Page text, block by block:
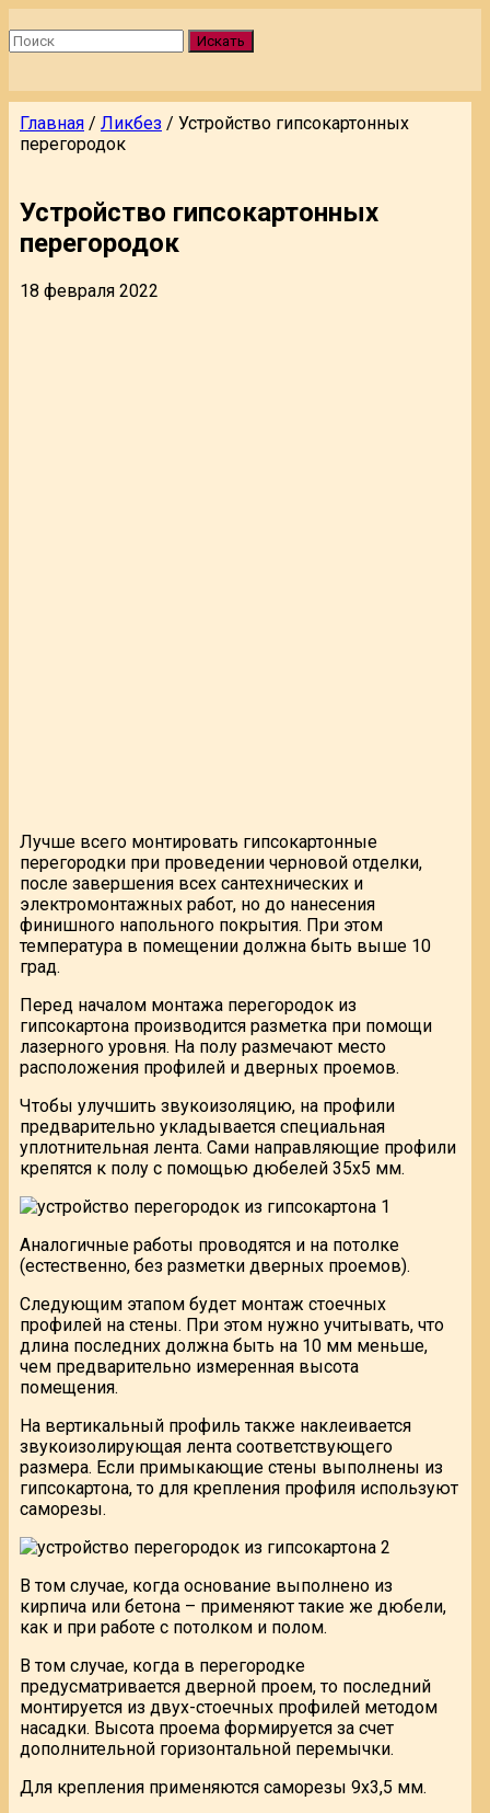
Искать
Главная / Ликбез / Устройство гипсокартонных
перегородок
Устройство гипсокартонных
перегородок
18 февраля 2022
Лучше всего монтировать гипсокартонные
перегородки при проведении черновой отделки,
после завершения всех сантехнических и
электромонтажных работ, но до нанесения
финишного напольного покрытия. При этом
температура в помещении должна быть выше 10
град.
Перед началом монтажа перегородок из
гипсокартона производится разметка при помощи
лазерного уровня. На полу размечают место
расположения профилей и дверных проемов.
Чтобы улучшить звукоизоляцию, на профили
предварительно укладывается специальная
уплотнительная лента. Сами направляющие профили
крепятся к полу с помощью дюбелей 35х5 мм.
Аналогичные работы проводятся и на потолке
(естественно, без разметки дверных проемов).
Следующим этапом будет монтаж стоечных
профилей на стены. При этом нужно учитывать, что
длина последних должна быть на 10 мм меньше,
чем предварительно измеренная высота
помещения.
На вертикальный профиль также наклеивается
звукоизолирующая лента соответствующего
размера. Если примыкающие стены выполнены из
гипсокартона, то для крепления профиля используют
саморезы.
В том случае, когда основание выполнено из
кирпича или бетона – применяют такие же дюбели,
как и при работе с потолком и полом.
В том случае, когда в перегородке
предусматривается дверной проем, то последний
монтируется из двух-стоечных профилей методом
насадки. Высота проема формируется за счет
дополнительной горизонтальной перемычки.
Для крепления применяются саморезы 9х3,5 мм.